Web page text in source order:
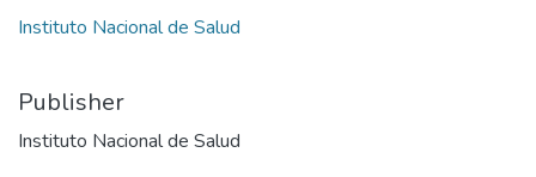
Instituto Nacional de Salud
Publisher
Instituto Nacional de Salud